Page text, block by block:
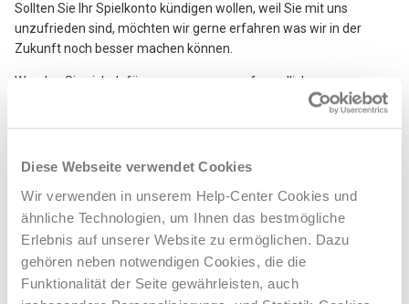
Diese Webseite verwendet Cookies
Wir verwenden in unserem Help-Center Cookies und
ähnliche Technologien, um Ihnen das bestmögliche
Erlebnis auf unserer Website zu ermöglichen. Dazu
gehören neben notwendigen Cookies, die die
Funktionalität der Seite gewährleisten, auch
Kommen durch die Verknüpfung Kosten auf mich zu?
Was passiert mit meinen Spielscheinen? Werden die auch
synchronisiert?
Was muss ich jetzt tun?
Ich möchte in Zukunft nur noch ein Benutzerkonto zum
Spielen nutzen.
Sollten Sie Ihr Spielkonto kündigen wollen, weil Sie mit uns
unzufrieden sind, möchten wir gerne erfahren was wir in der
Zukunft noch besser machen können.
Wenden Sie sich dafür gerne an unseren freundlichen
Kundenservice damit wir gemeinsam eine Lösung finden können.
Spielschein noch an der Ziehung teilnimmt.
Um das Spielkonto zu kündigen, gehen Sie dafür nach
erfolgreichem Login aufhttps://lotto.gmx.de/auf „Mein Lotto“
und wählen „Spielerdaten“ aus. Hier sehen Sie Ihre persönlichen
Daten und Limits, sowie die Möglichkeit unseren freundlichen
Kundenservice zu erreichen.